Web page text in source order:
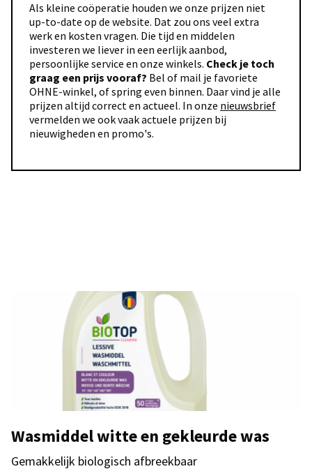
Als kleine coöperatie houden we onze prijzen niet
up-to-date op de website. Dat zou ons veel extra
werk en kosten vragen. Die tijd en middelen
investeren we liever in een eerlijk aanbod,
persoonlijke service en onze winkels. Check je toch
graag een prijs vooraf? Bel of mail je favoriete
OHNE-winkel, of spring even binnen. Daar vind je alle
prijzen altijd correct en actueel. In onze nieuwsbrief
vermelden we ook vaak actuele prijzen bij
nieuwigheden en promo's.
Wasmiddel witte en gekleurde was
Gemakkelijk biologisch afbreekbaar